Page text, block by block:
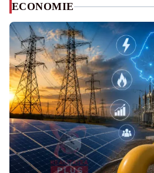
ECONOMIE